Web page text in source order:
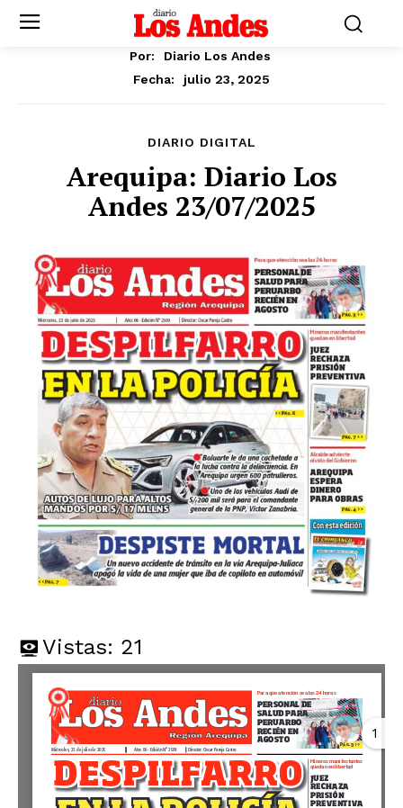
Por:
Diario Los Andes
Fecha:
julio 23, 2025
DIARIO DIGITAL
Arequipa: Diario Los
Andes 23/07/2025
Vistas: 21
1